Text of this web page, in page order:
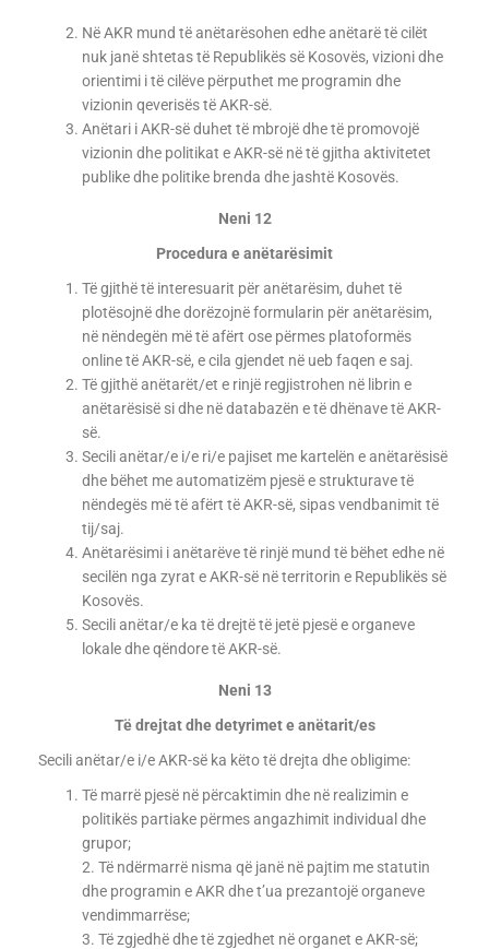
Në AKR mund të anëtarësohen edhe anëtarë të cilët
nuk janë shtetas të Republikës së Kosovës, vizioni dhe
orientimi i të cilëve përputhet me programin dhe
vizionin qeverisës të AKR-së.
Anëtari i AKR-së duhet të mbrojë dhe të promovojë
vizionin dhe politikat e AKR-së në të gjitha aktivitetet
publike dhe politike brenda dhe jashtë Kosovës.
Neni 12
Procedura e anëtarësimit
Të gjithë të interesuarit për anëtarësim, duhet të
plotësojnë dhe dorëzojnë formularin për anëtarësim,
në nëndegën më të afërt ose përmes platoformës
online të AKR-së, e cila gjendet në ueb faqen e saj.
Të gjithë anëtarët/et e rinjë regjistrohen në librin e
anëtarësisë si dhe në databazën e të dhënave të AKR-
së.
Secili anëtar/e i/e ri/e pajiset me kartelën e anëtarësisë
dhe bëhet me automatizëm pjesë e strukturave të
nëndegës më të afërt të AKR-së, sipas vendbanimit të
tij/saj.
Anëtarësimi i anëtarëve të rinjë mund të bëhet edhe në
secilën nga zyrat e AKR-së në territorin e Republikës së
Kosovës.
Secili anëtar/e ka të drejtë të jetë pjesë e organeve
lokale dhe qëndore të AKR-së.
Neni 13
Të drejtat dhe detyrimet e anëtarit/es
Secili anëtar/e i/e AKR-së ka këto të drejta dhe obligime:
Të marrë pjesë në përcaktimin dhe në realizimin e
politikës partiake përmes angazhimit individual dhe
grupor;
2. Të ndërmarrë nisma që janë në pajtim me statutin
dhe programin e AKR dhe t’ua prezantojë organeve
vendimmarrëse;
3. Të zgjedhë dhe të zgjedhet në organet e AKR-së;